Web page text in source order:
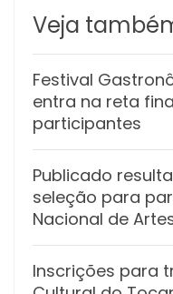
Veja
Festival
entra na reta
participantes
Publicado
seleção para
Nacional de
Inscrições para